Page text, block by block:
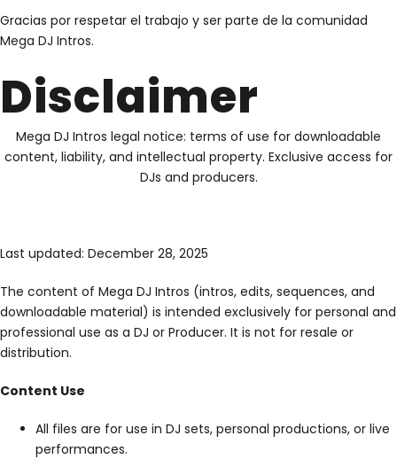
Gracias por respetar el trabajo y ser parte de la comunidad
Mega DJ Intros.
Disclaimer
Mega DJ Intros legal notice: terms of use for downloadable
content, liability, and intellectual property. Exclusive access for
DJs and producers.
Last updated: December 28, 2025
The content of Mega DJ Intros (intros, edits, sequences, and
downloadable material) is intended exclusively for personal and
professional use as a DJ or Producer. It is not for resale or
distribution.
Content Use
All files are for use in DJ sets, personal productions, or live
performances.